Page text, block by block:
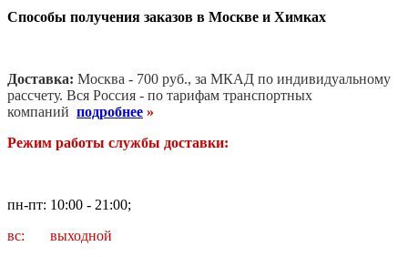
Способы получения заказов в Москве и Химках
Доставка: Москва - 700 руб., за МКАД по индивидуальному
рассчету. Вся Россия - по тарифам транспортных
компаний подробнее »
Режим работы службы доставки:
пн-пт: 10:00 - 21:00;
вс: выходной